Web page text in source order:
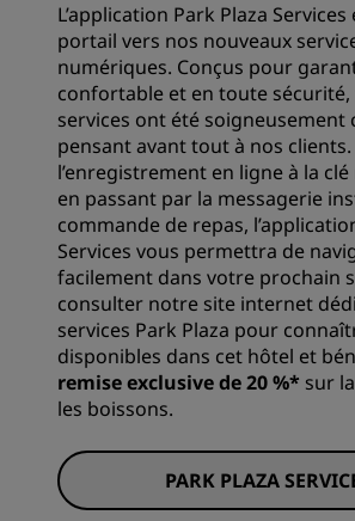
L’application Park Plaza
portail vers nos nouveaux
numériques. Conçus pour
confortable et en toute sécurité,
services ont été soigneusement
pensant avant tout à nos clients.
l’enregistrement en ligne à la
en passant par la messagerie
commande de repas,
Services vous permettra de
facilement dans votre prochain
consulter notre site internet
services Park Plaza pour
disponibles dans cet hôtel et
remise exclusive de 20 %* sur
les boissons.
PARK PLAZA